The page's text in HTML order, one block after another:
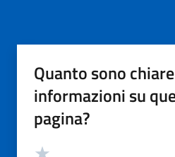
Quanto sono
informazioni su
pagina?
Valutazione